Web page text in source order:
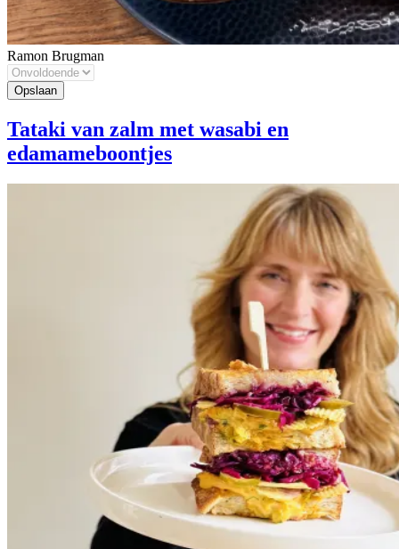
Ramon Brugman
Tataki van zalm met wasabi en
edamameboontjes